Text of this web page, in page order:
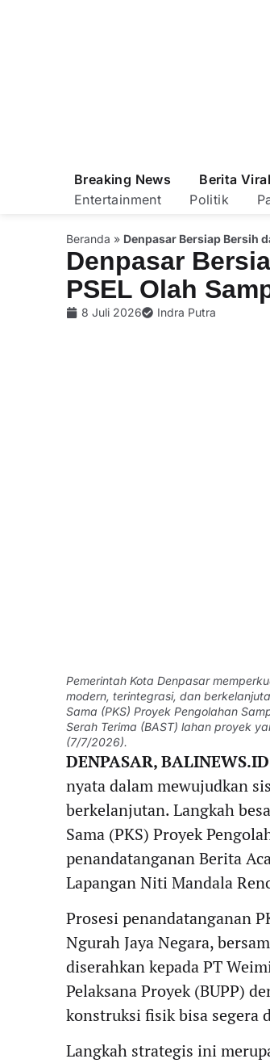
Breaking News Berita Viral
Entertainment
Politik
Beranda » Denpasar Bersiap Bersih
Denpasar
PSEL Olah
8 Juli 2026 Indra Putra
Pemerintah Kota Denpasar
modern, terintegrasi, dan
Sama (PKS) Proyek Pengolahan
Serah Terima (BAST) lahan proyek
(7/7/2026).
DENPASAR, BALINEWS.ID
nyata dalam mewujudkan
berkelanjutan. Langkah
Sama (PKS) Proyek
penandatanganan Berita
Lapangan Niti Mandala
Prosesi penandatanganan
Ngurah Jaya Negara,
diserahkan kepada PT
Pelaksana Proyek (BUPP)
konstruksi fisik bisa segera
Langkah strategis ini